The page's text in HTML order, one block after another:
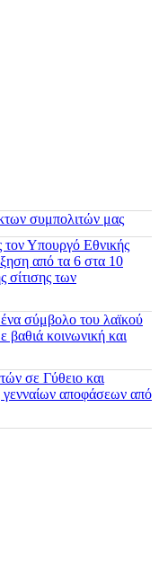
συμπολιτών μας
τον Υπουργό Εθνικής
από τα 6 στα 10
σίτισης των
σύμβολο του λαϊκού
βαθιά κοινωνική και
σε Γύθειο και
γενναίων αποφάσεων από